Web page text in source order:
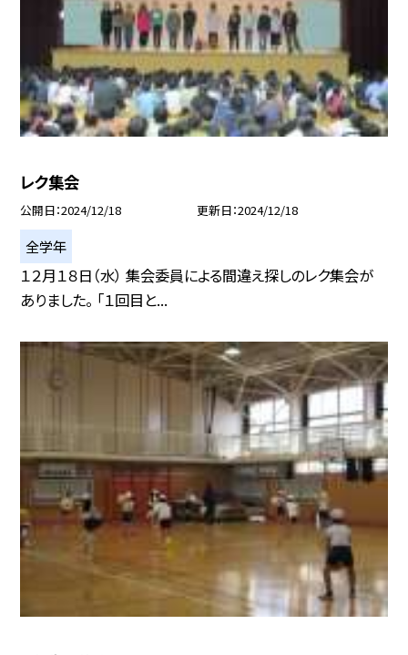
レク集会
公開日 2024/12/18 更新日 2024/12/18
全学年
１２月１８日（水） 集会委員による間違え探しのレク集会が
ありました。 「１回目と...